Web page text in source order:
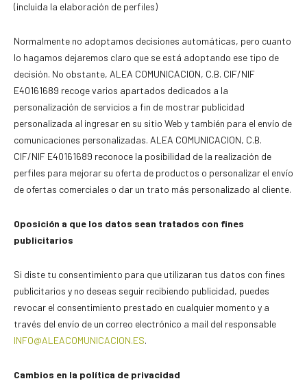
(incluida la elaboración de perfiles)
Normalmente no adoptamos decisiones automáticas, pero cuanto
lo hagamos dejaremos claro que se está adoptando ese tipo de
decisión. No obstante, ALEA COMUNICACION, C.B. CIF/NIF
E40161689 recoge varios apartados dedicados a la
personalización de servicios a fin de mostrar publicidad
personalizada al ingresar en su sitio Web y también para el envío de
comunicaciones personalizadas. ALEA COMUNICACION, C.B.
CIF/NIF E40161689 reconoce la posibilidad de la realización de
perfiles para mejorar su oferta de productos o personalizar el envío
de ofertas comerciales o dar un trato más personalizado al cliente.
Oposición a que los datos sean tratados con fines
publicitarios
Si diste tu consentimiento para que utilizaran tus datos con fines
publicitarios y no deseas seguir recibiendo publicidad, puedes
revocar el consentimiento prestado en cualquier momento y a
través del envío de un correo electrónico a mail del responsable
INFO@ALEACOMUNICACION.ES.
Cambios en la política de privacidad